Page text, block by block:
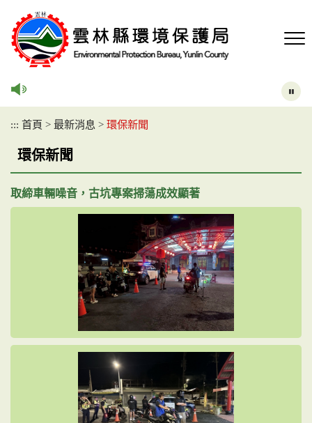
::: 首頁 > 最新消息 > 環保新聞
環保新聞
取締車輛噪音，古坑專案掃蕩成效顯著